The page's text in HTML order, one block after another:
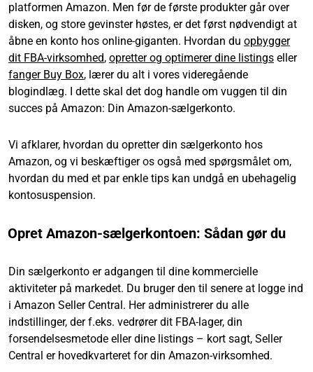
platformen Amazon. Men før de første produkter går over
disken, og store gevinster høstes, er det først nødvendigt at
åbne en konto hos online-giganten. Hvordan du opbygger
dit FBA-virksomhed, opretter og optimerer dine listings eller
fanger Buy Box, lærer du alt i vores videregående
blogindlæg. I dette skal det dog handle om vuggen til din
succes på Amazon: Din Amazon-sælgerkonto.
Vi afklarer, hvordan du opretter din sælgerkonto hos
Amazon, og vi beskæftiger os også med spørgsmålet om,
hvordan du med et par enkle tips kan undgå en ubehagelig
kontosuspension.
Opret Amazon-sælgerkontoen: Sådan gør du
Din sælgerkonto er adgangen til dine kommercielle
aktiviteter på markedet. Du bruger den til senere at logge ind
i Amazon Seller Central. Her administrerer du alle
indstillinger, der f.eks. vedrører dit FBA-lager, din
forsendelsesmetode eller dine listings – kort sagt, Seller
Central er hovedkvarteret for din Amazon-virksomhed.